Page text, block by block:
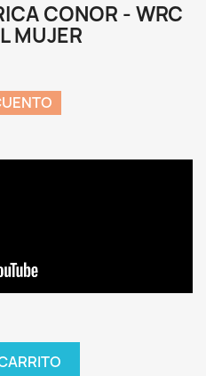
CONOR - WRC
MUJER